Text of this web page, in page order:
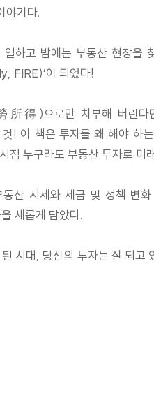
야기다.
하고 밤에는 부동산 현장
FIRE)’이 되었다!
得)으로만 치부해 버린
! 이 책은 투자를 왜 해야
누구라도 부동산 투자로 미
산 시세와 세금 및 정책 변
새롭게 담았다.
시대, 당신의 투자는 잘 되